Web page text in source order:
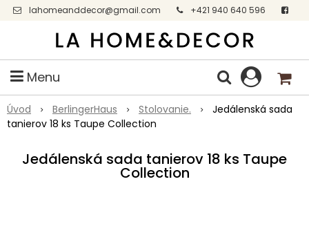
lahomeanddecor@gmail.com
+421 940 640 596
Facebook
Menu
Úvod BerlingerHaus Stolovanie.
Jedálenská sada
tanierov 18 ks Taupe Collection
Jedálenská sada tanierov 18 ks Taupe
Collection